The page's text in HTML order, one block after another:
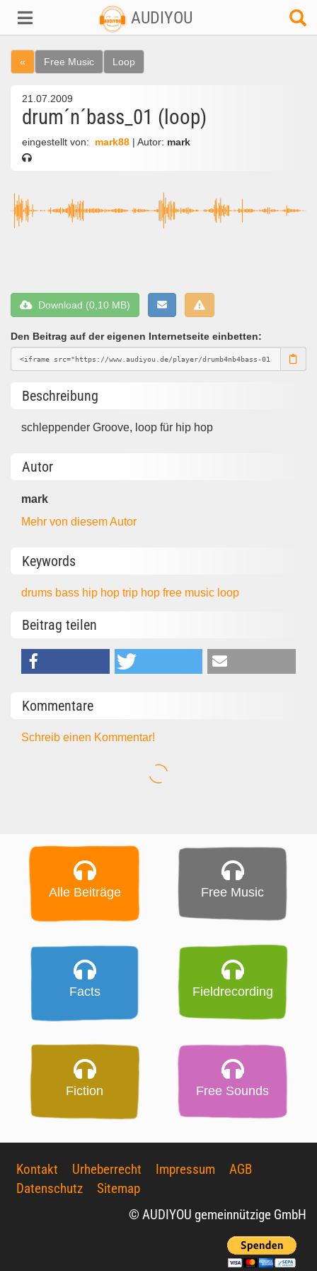
AUDIYOU
« Free Music Loop
21.07.2009
drum´n´bass_01 (loop)
eingestellt von: mark88 | Autor: mark
Download (0,10 MB)
Den Beitrag auf der eigenen Internetseite einbetten:
Beschreibung
schleppender Groove, loop für hip hop
Autor
mark
Mehr von diesem Autor
Keywords
drums bass hip hoptrip hopfree music loop
Beitrag teilen
Kommentare
Schreib einen Kommentar!
Alle Beiträge Free Music
Facts Fieldrecording
Fiction Free Sounds
Kontakt Urheberrecht Impressum
AGB
Datenschutz
Sitemap
© AUDIYOU gemeinnützige GmbH